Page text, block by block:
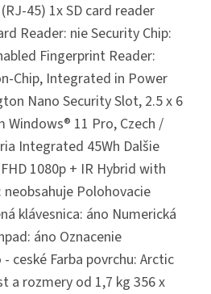
45) 1x SD card reader
Reader: nie Security Chip:
Fingerprint Reader:
Chip, Integrated in Power
Nano Security Slot, 2.5 x 6
Windows® 11 Pro, Czech /
Integrated 45Wh Dalšie
1080p + IR Hybrid with
Polohovacie
klávesnica: áno Numerická
áno Oznacenie
ceské Farba povrchu: Arctic
a rozmery od 1,7 kg 356 x